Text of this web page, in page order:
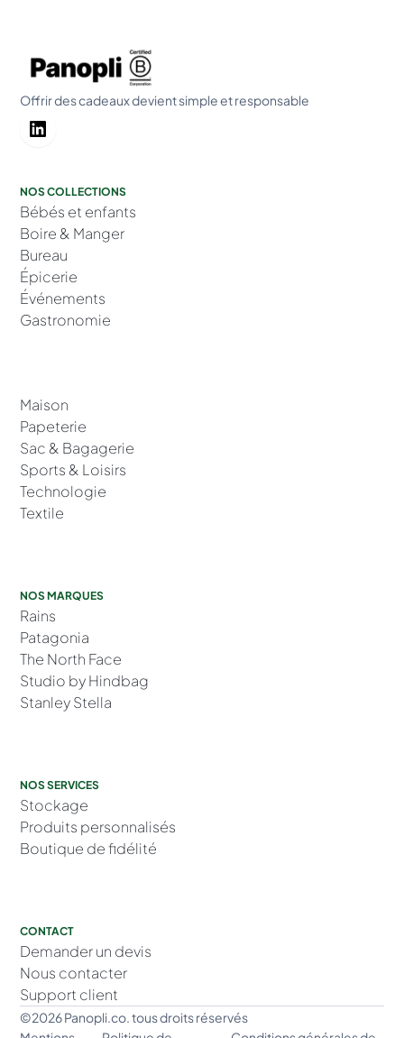
Offrir des cadeaux devient simple et responsable
NOS COLLECTIONS
Bébés et enfants
Boire & Manger
Bureau
Épicerie
Événements
Gastronomie
Maison
Papeterie
Sac & Bagagerie
Sports & Loisirs
Technologie
Textile
NOS MARQUES
Rains
Patagonia
The North Face
Studio by Hindbag
Stanley Stella
NOS SERVICES
Stockage
Produits personnalisés
Boutique de fidélité
CONTACT
Demander un devis
Nous contacter
Support client
©2026 Panopli.co. tous droits réservés